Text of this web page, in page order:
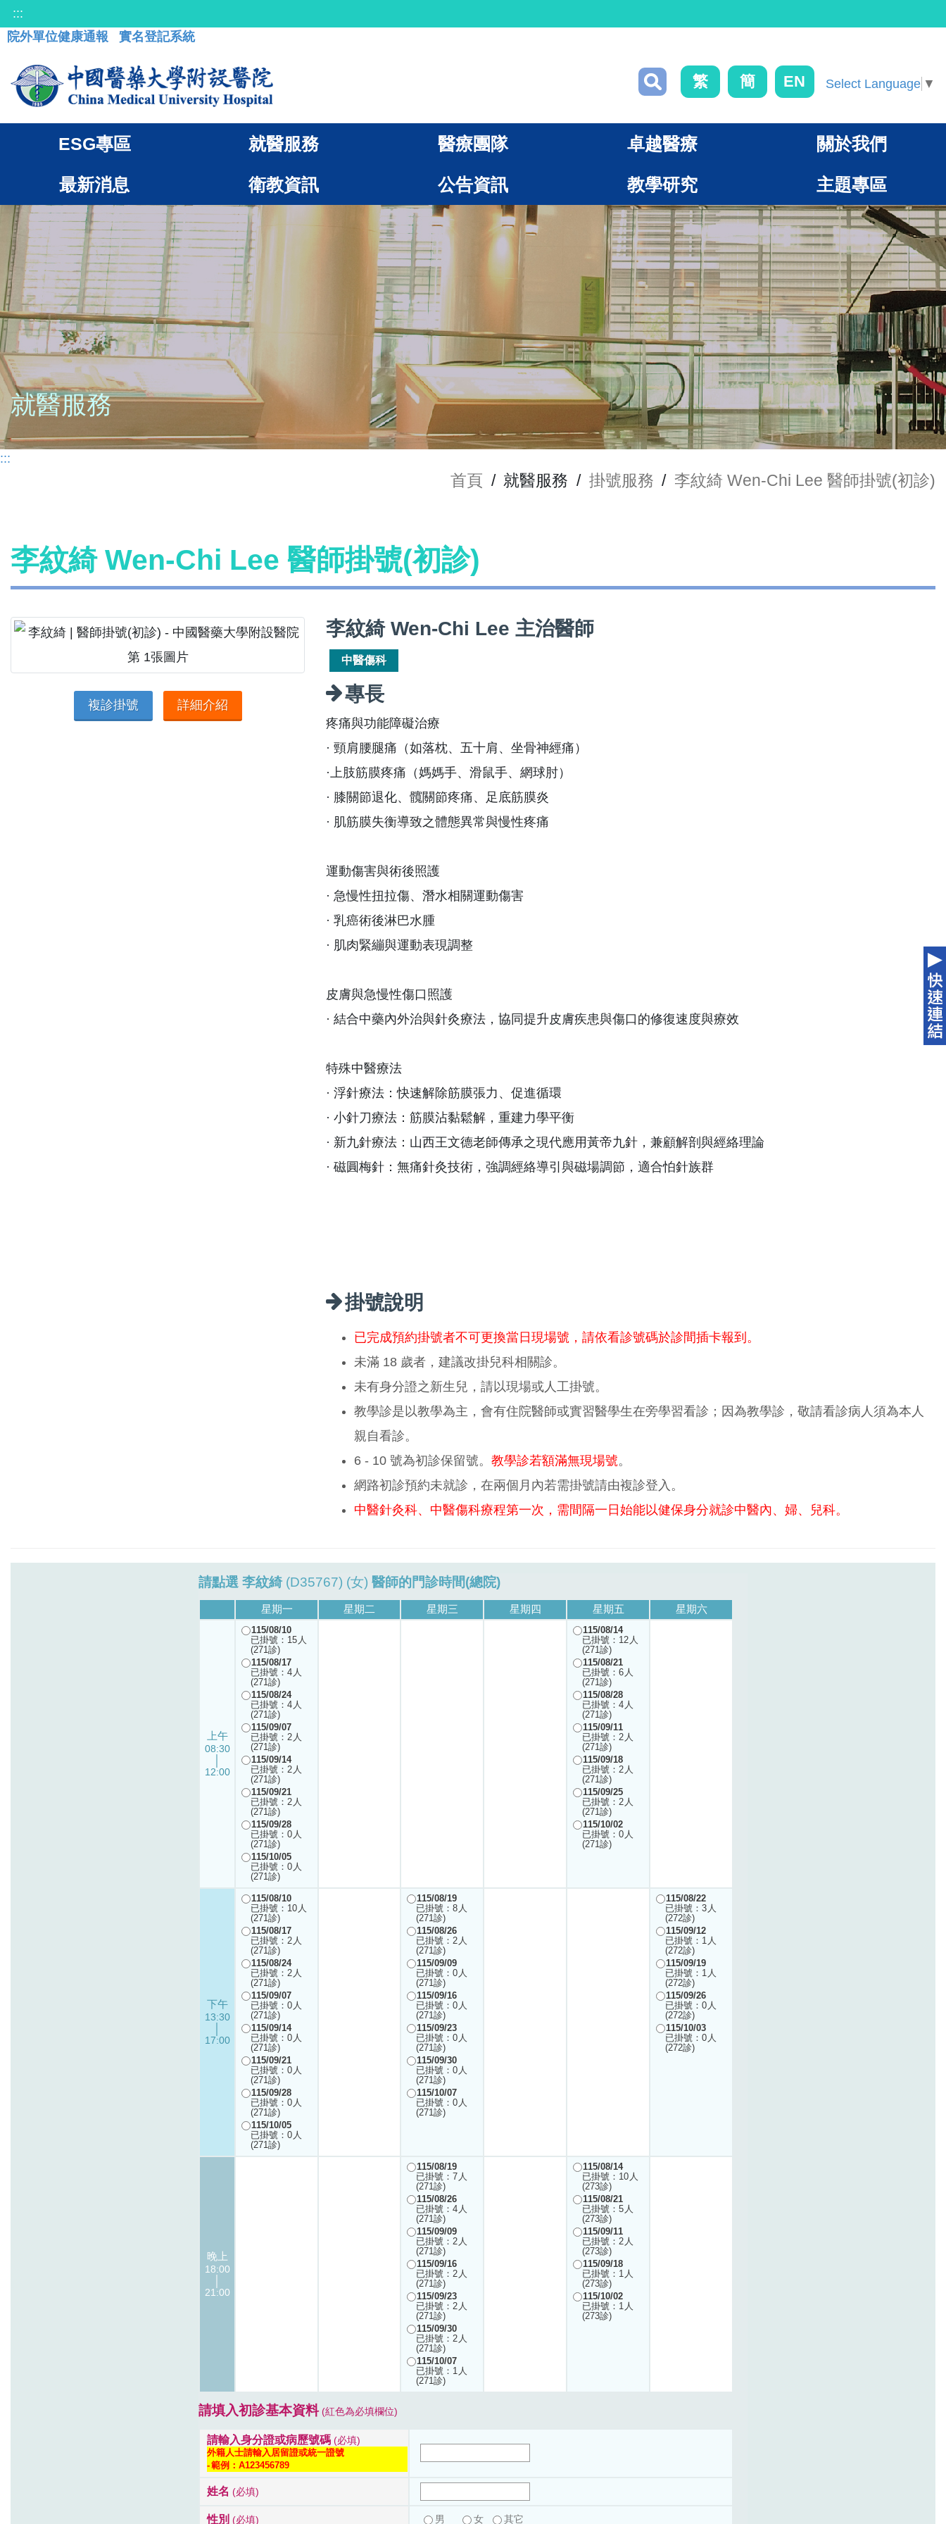
:::
院外單位健康通報
實名登記系統
繁 簡 EN Select Language ▼
ESG專區 就醫服務 醫療團隊 卓越醫療 關於我們
最新消息 衛教資訊 公告資訊 教學研究 主題專區
就醫服務
:::
首頁 / 就醫服務 / 掛號服務 / 李紋綺 Wen-Chi Lee 醫師掛號(初診)
李紋綺 Wen-Chi Lee 醫師掛號(初診)
複診掛號 詳細介紹
李紋綺 Wen-Chi Lee 主治醫師
中醫傷科
專長
疼痛與功能障礙治療
· 頸肩腰腿痛（如落枕、五十肩、坐骨神經痛）
·上肢筋膜疼痛（媽媽手、滑鼠手、網球肘）
· 膝關節退化、髖關節疼痛、足底筋膜炎
· 肌筋膜失衡導致之體態異常與慢性疼痛
運動傷害與術後照護
· 急慢性扭拉傷、潛水相關運動傷害
· 乳癌術後淋巴水腫
· 肌肉緊繃與運動表現調整
皮膚與急慢性傷口照護
· 結合中藥內外治與針灸療法，協同提升皮膚疾患與傷口的修復速度與療效
特殊中醫療法
· 浮針療法：快速解除筋膜張力、促進循環
· 小針刀療法：筋膜沾黏鬆解，重建力學平衡
· 新九針療法：山西王文德老師傳承之現代應用黃帝九針，兼顧解剖與經絡理論
· 磁圓梅針：無痛針灸技術，強調經絡導引與磁場調節，適合怕針族群
掛號說明
已完成預約掛號者不可更換當日現場號，請依看診號碼於診間插卡報到。
未滿 18 歲者，建議改掛兒科相關診。
未有身分證之新生兒，請以現場或人工掛號。
教學診是以教學為主，會有住院醫師或實習醫學生在旁學習看診；因為教學診，敬請看診病人須為本人
親自看診。
6 - 10 號為初診保留號。 教學診若額滿無現場號。
網路初診預約未就診，在兩個月內若需掛號請由複診登入。
中醫針灸科、中醫傷科療程第一次，需間隔一日始能以健保身分就診中醫內、婦、兒科。